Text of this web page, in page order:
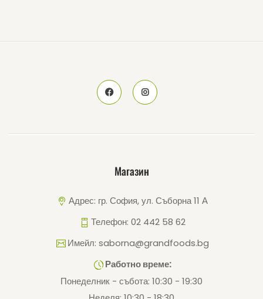
Магазин
Адрес: гр. София, ул. Съборна 11 А
Телефон: 02 442 58 62
Имейл: saborna@grandfoods.bg
Работно време:
Понеделник - събота: 10:30 - 19:30